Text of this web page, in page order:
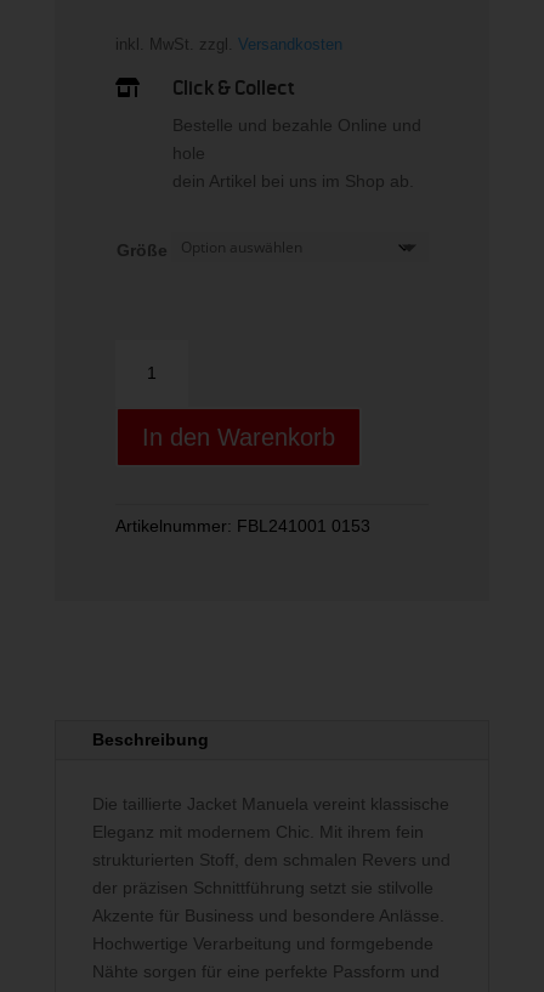
inkl. MwSt. zzgl. Versandkosten
 Click & Collect
Bestelle und bezahle Online und
hole
dein Artikel bei uns im Shop ab.
Größe
Manuela
Menge
In den Warenkorb
Artikelnummer: FBL241001 0153
Beschreibung
Die taillierte Jacket Manuela vereint klassische
Eleganz mit modernem Chic. Mit ihrem fein
strukturierten Stoff, dem schmalen Revers und
der präzisen Schnittführung setzt sie stilvolle
Akzente für Business und besondere Anlässe.
Hochwertige Verarbeitung und formgebende
Nähte sorgen für eine perfekte Passform und